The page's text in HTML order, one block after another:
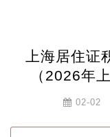
上海居住
（2026年
02-02